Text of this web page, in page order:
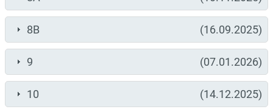
8B (16.09.2025)
9 (07.01.2026)
10 (14.12.2025)